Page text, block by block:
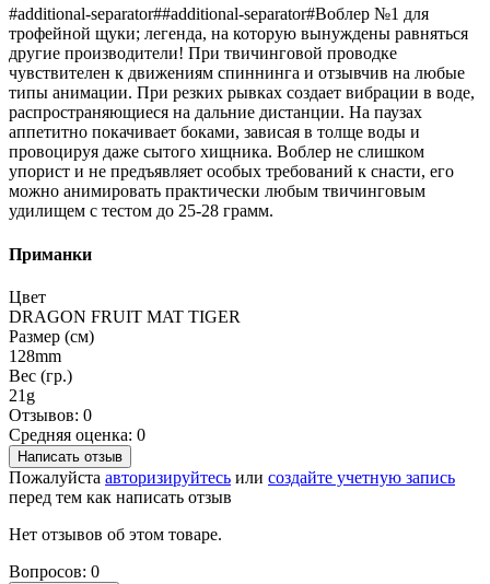
#additional-separator##additional-separator#Воблер №1 для
трофейной щуки; легенда, на которую вынуждены равняться
другие производители! При твичинговой проводке
чувствителен к движениям спиннинга и отзывчив на любые
типы анимации. При резких рывках создает вибрации в воде,
распространяющиеся на дальние дистанции. На паузах
аппетитно покачивает боками, зависая в толще воды и
провоцируя даже сытого хищника. Воблер не слишком
упорист и не предъявляет особых требований к снасти, его
можно анимировать практически любым твичинговым
удилищем с тестом до 25-28 грамм.
Приманки
Цвет
DRAGON FRUIT MAT TIGER
Размер (см)
128mm
Вес (гр.)
21g
Отзывов: 0
Средняя оценка: 0
Написать отзыв
Пожалуйста авторизируйтесь или создайте учетную запись
перед тем как написать отзыв
Нет отзывов об этом товаре.
Вопросов: 0